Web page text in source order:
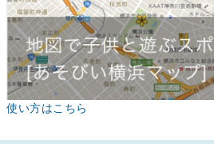
使い方はこちら